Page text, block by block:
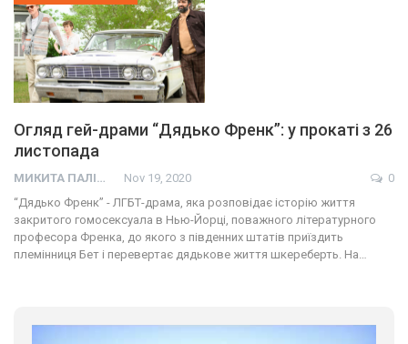
Огляд гей-драми “Дядько Френк”: у прокаті з 26
листопада
МИКИТА ПАЛІЙ Nov 19, 2020
0
“Дядько Френк” - ЛГБТ-драма, яка розповідає історію життя
закритого гомосексуала в Нью-Йорці, поважного літературного
професора Френка, до якого з південних штатів приїздить
племінниця Бет і перевертає дядькове життя шкереберть. На…